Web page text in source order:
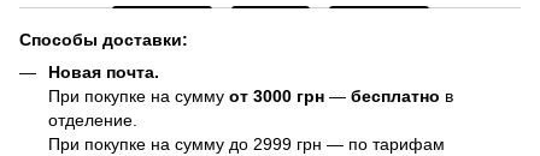
Способы доставки:
Новая почта.
При покупке на сумму от 3000 грн — бесплатно в
отделение.
При покупке на сумму до 2999 грн — по тарифам